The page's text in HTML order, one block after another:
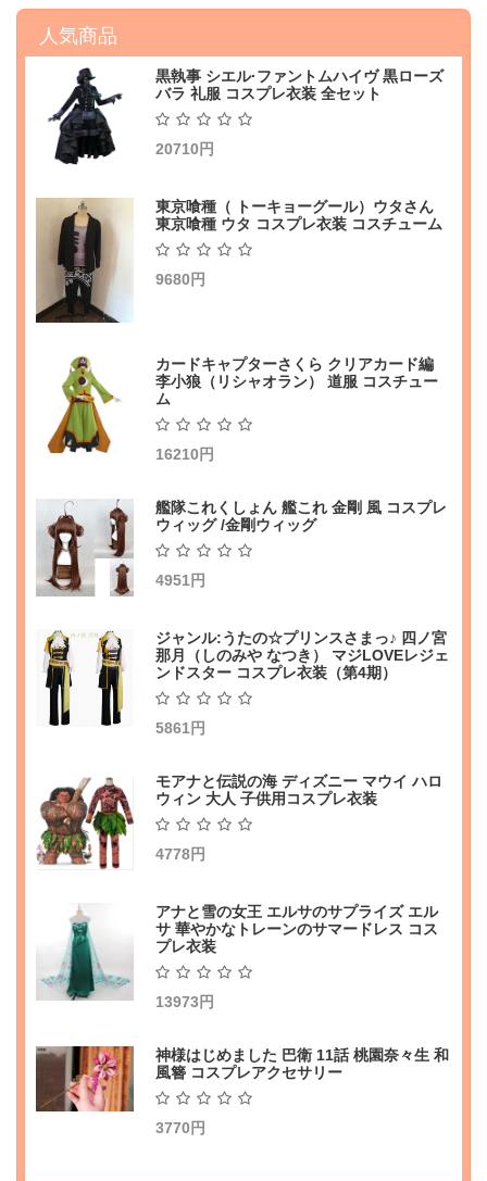
人気商品
黒執事 シエル·ファントムハイヴ 黒ローズ
バラ 礼服 コスプレ衣装 全セット
20710円
東京喰種（ トーキョーグール）ウタさん
東京喰種 ウタ コスプレ衣装 コスチューム
9680円
カードキャプターさくら クリアカード編
李小狼（リシャオラン） 道服 コスチュー
ム
16210円
艦隊これくしょん 艦これ 金剛 風 コスプレ
ウィッグ /金剛ウィッグ
4951円
ジャンル:うたの☆プリンスさまっ♪ 四ノ宮
那月（しのみや なつき） マジLOVEレジェ
ンドスター コスプレ衣装（第4期）
5861円
モアナと伝説の海 ディズニー マウイ ハロ
ウィン 大人 子供用コスプレ衣装
4778円
アナと雪の女王 エルサのサプライズ エル
サ 華やかなトレーンのサマードレス コス
プレ衣装
13973円
神様はじめました 巴衛 11話 桃園奈々生 和
風簪 コスプレアクセサリー
3770円